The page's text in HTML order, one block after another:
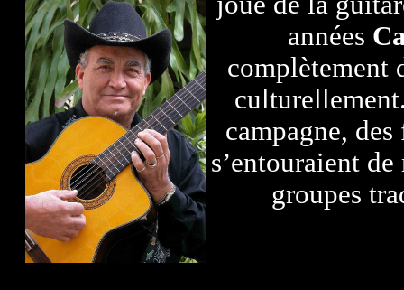
années
complètement
campagne,
s’entouraient
groupes